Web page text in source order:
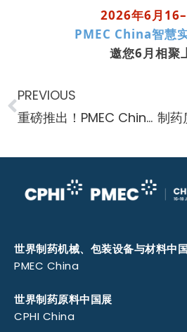
2026年6月
PMEC China智慧
邀您6月相聚
PREVIOUS
重磅推出！PMEC China 2026 智慧实验室空间，定义下一代科研新范式
世界制药机械、包装设备与材料中
PMEC China
世界制药原料中国展
CPHI China